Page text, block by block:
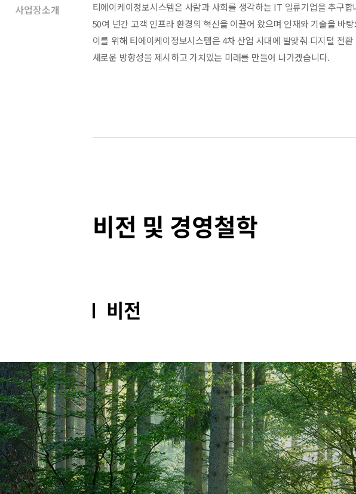
사업장소개
티에이케이정보시스템은 사람과 사회를 생각하는 IT 일류기업을 추구
50여 년간 고객 인프라 환경의 혁신을 이끌어 왔으며 인재와 기술을 바
이를 위해 티에이케이정보시스템은 4차 산업 시대에 발맞춰 디지털
새로운 방향성을 제시하고 가치있는 미래를 만들어 나가겠습니다.
비전 및 경영철학
비전